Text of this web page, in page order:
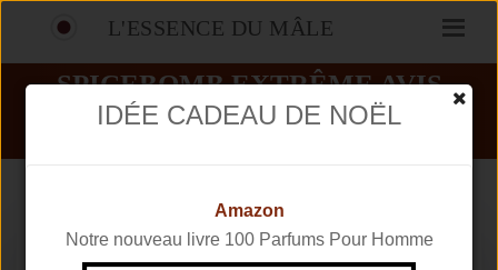
L'ESSENCE DU MÂLE
SPICEBOMB EXTRÊME AVIS
PARFUMS
VIKTOR&ROLF
IDÉE CADEAU DE NOËL
Amazon
Notre nouveau livre 100 Parfums Pour Homme